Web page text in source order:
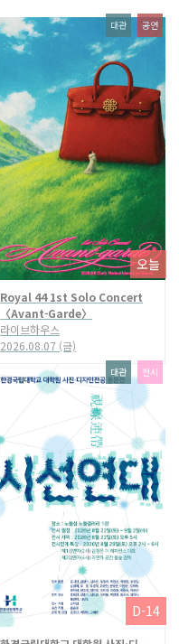
대관 공연
오늘
Royal 44 1st Solo Concert
〈Avant-Garde〉
라이브하우스
2026.08.07 (금)
대관 전시
D-14